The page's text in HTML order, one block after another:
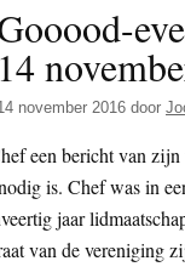
14
november 2016 door
een bericht van
is. Chef was in
jaar
van de vereniging